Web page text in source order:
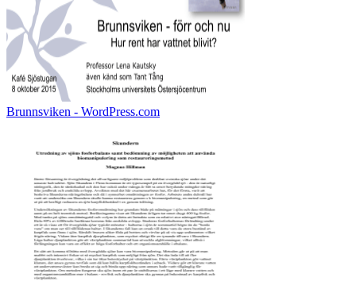
Brunnsviken - WordPress.com